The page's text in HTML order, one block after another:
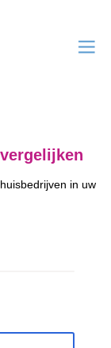
in uw